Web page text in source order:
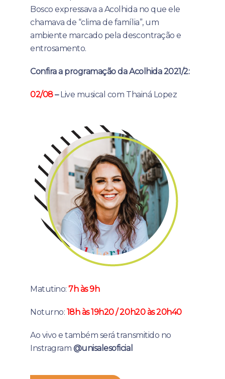
Bosco expressava a Acolhida no que ele
chamava de “clima de família”, um
ambiente marcado pela descontração e
entrosamento.
Confira a programação da Acolhida 2021/2:
02/08–Live musical com Thainá Lopez
Matutino:7h às 9h
Noturno: 18h às 19h20 / 20h20 às 20h40
Ao vivo e também será transmitido no
Instragram @unisalesoficial